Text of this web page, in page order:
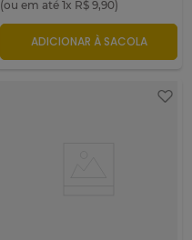
(ou em até 1x R$ 9,90)
ADICIONAR À SACOLA